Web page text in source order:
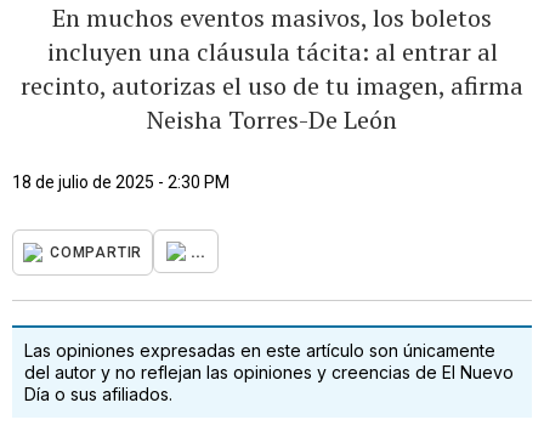
En muchos eventos masivos, los boletos
incluyen una cláusula tácita: al entrar al
recinto, autorizas el uso de tu imagen, afirma
Neisha Torres-De León
18 de julio de 2025 - 2:30 PM
COMPARTIR ...
Las opiniones expresadas en este artículo son únicamente
del autor y no reflejan las opiniones y creencias de El Nuevo
Día o sus afiliados.